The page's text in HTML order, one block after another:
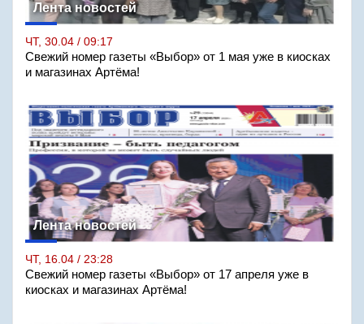
Лента новостей
ЧТ, 30.04 / 09:17
Свежий номер газеты «Выбор» от 1 мая уже в киосках
и магазинах Артёма!
Лента новостей
ЧТ, 16.04 / 23:28
Свежий номер газеты «Выбор» от 17 апреля уже в
киосках и магазинах Артёма!